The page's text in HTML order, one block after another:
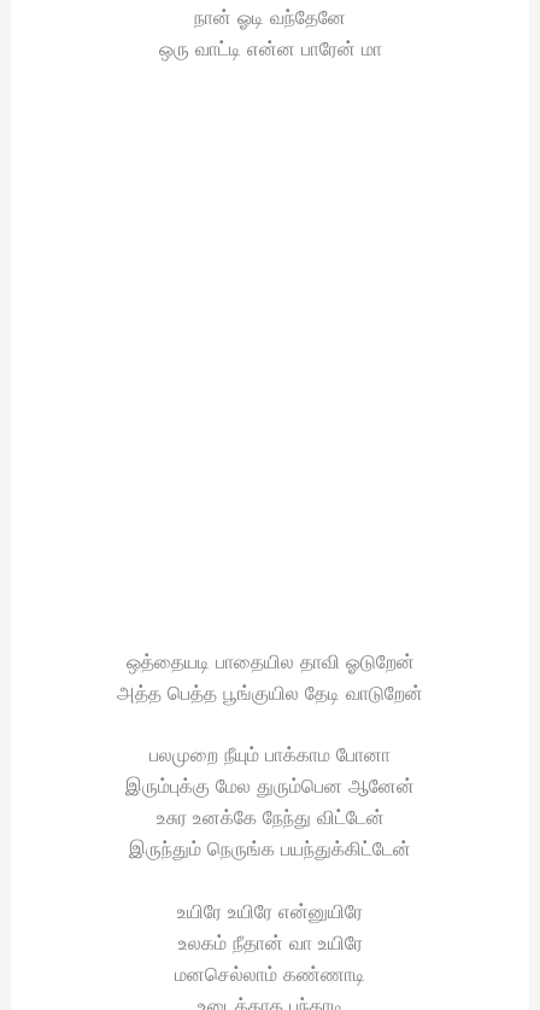
நான் ஓடி வந்தேனே
ஒரு வாட்டி என்ன பாரேன் மா
ஒத்தையடி பாதையில தாவி ஓடுறேன்
அத்த பெத்த பூங்குயில தேடி வாடுறேன்
பலமுறை நீயும் பாக்காம போனா
இரும்புக்கு மேல துரும்பென ஆனேன்
உசுர உனக்கே நேந்து விட்டேன்
இருந்தும் நெருங்க பயந்துக்கிட்டேன்
உயிரே உயிரே என்னுயிரே
உலகம் நீதான் வா உயிரே
மனசெல்லாம் கண்ணாடி
உடைக்காத பந்தாடி